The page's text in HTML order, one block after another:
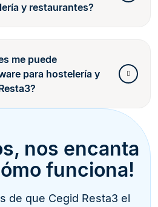
y restaurantes?
me puede
para hostelería y
nos encanta
funciona!
de que Cegid Resta3 el